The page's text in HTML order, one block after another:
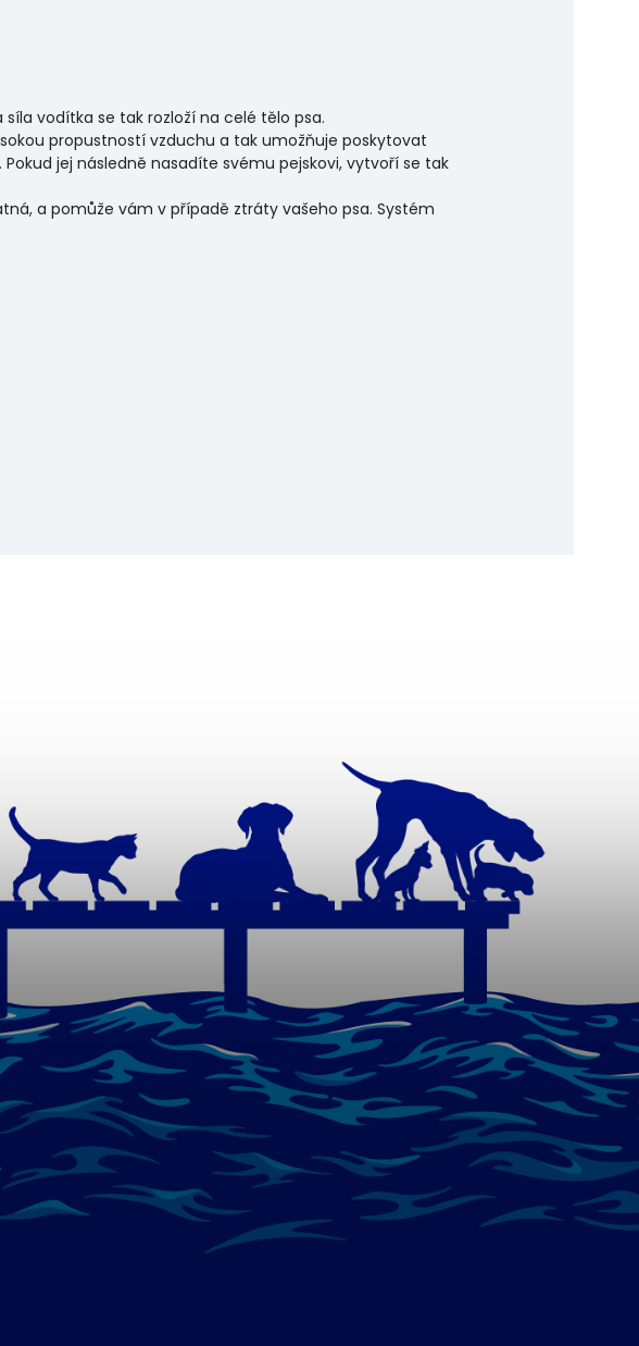
vodítka se tak rozloží na celé tělo psa.
propustností vzduchu a tak umožňuje poskytovat
jej následně nasadíte svému pejskovi, vytvoří se tak
a pomůže vám v případě ztráty vašeho psa. Systém